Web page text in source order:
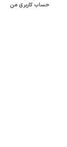
حساب کاربری من